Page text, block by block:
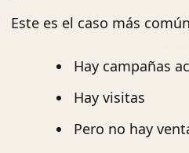
Este es el caso más
Hay campañas
Hay visitas
Pero no hay